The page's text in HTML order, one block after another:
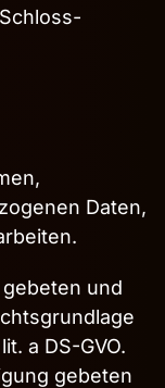
Daten,
und
a DS-GVO.
gebeten